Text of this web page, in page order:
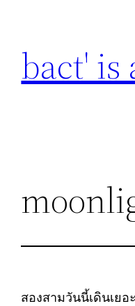
content
bact' is
สองสามวันนี้เดินเยอ